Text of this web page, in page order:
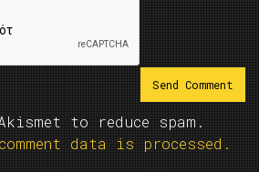
to reduce spam.
data is processed.